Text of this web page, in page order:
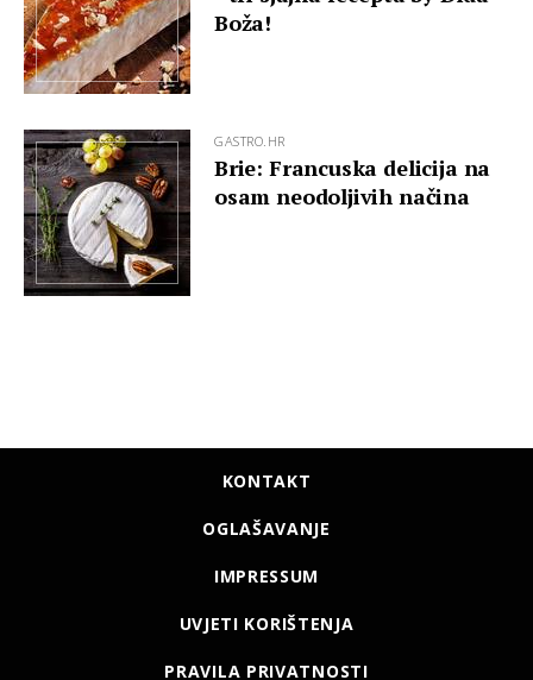
Boža!
GASTRO.HR
Brie: Francuska delicija na
osam neodoljivih načina
KONTAKT
OGLAŠAVANJE
IMPRESSUM
UVJETI KORIŠTENJA
PRAVILA PRIVATNOSTI